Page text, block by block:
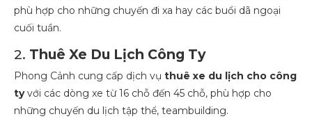
phù hợp cho những chuyến đi xa hay các buổi dã ngoại
cuối tuần.
2. Thuê Xe Du Lịch Công Ty
Phong Cảnh cung cấp dịch vụ thuê xe du lịch cho công
tyvới các dòng xe từ 16 chỗ đến 45 chỗ, phù hợp cho
những chuyến du lịch tập thể, teambuilding.